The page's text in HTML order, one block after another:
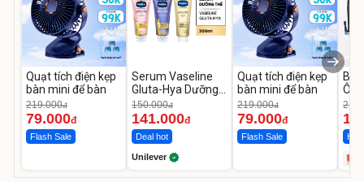
Quạt tích điện kẹp
bàn mini để bàn
219.000đ
79.000đ
Flash Sale
Serum Vaseline
Gluta-Hya Dưỡng
Da Sáng Mịn Sau 7
Ngày
150.000đ
141.000đ
Deal hot
Unilever
Quạt tích điện kẹp
bàn mini để bàn
219.000đ
79.000đ
Flash Sale
Ô
Hot